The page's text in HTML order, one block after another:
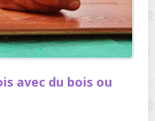
avec du bois ou